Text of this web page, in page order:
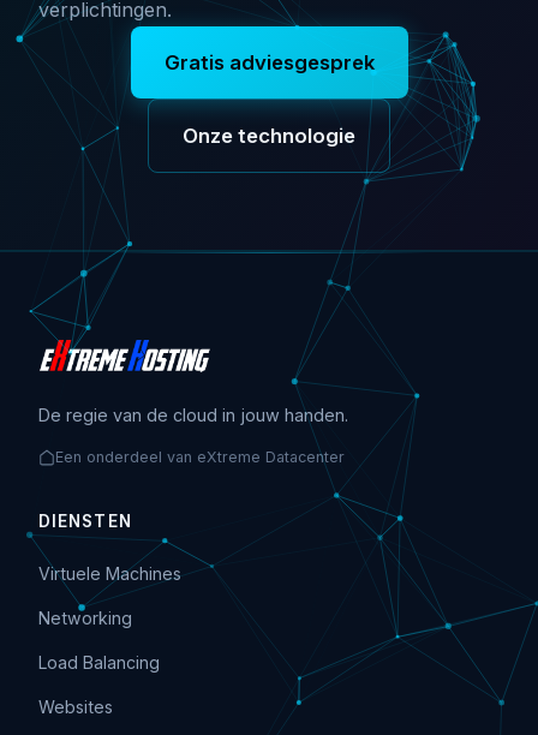
verplichtingen.
Gratis adviesgesprek
Onze technologie
De regie van de cloud in jouw handen.
Een onderdeel van eXtreme Datacenter
DIENSTEN
Virtuele Machines
Networking
Load Balancing
Websites